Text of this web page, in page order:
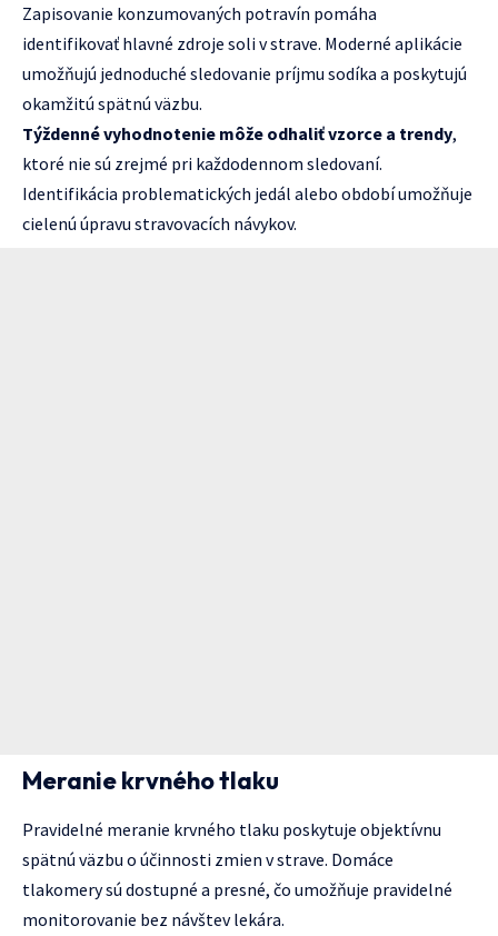
Zapisovanie konzumovaných potravín pomáha
identifikovať hlavné zdroje soli v strave. Moderné aplikácie
umožňujú jednoduché sledovanie príjmu sodíka a poskytujú
okamžitú spätnú väzbu.
Týždenné vyhodnotenie môže odhaliť vzorce a trendy,
ktoré nie sú zrejmé pri každodennom sledovaní.
Identifikácia problematických jedál alebo období umožňuje
cielenú úpravu stravovacích návykov.
Meranie krvného tlaku
Pravidelné meranie krvného tlaku poskytuje objektívnu
spätnú väzbu o účinnosti zmien v strave. Domáce
tlakomery sú dostupné a presné, čo umožňuje pravidelné
monitorovanie bez návštev lekára.